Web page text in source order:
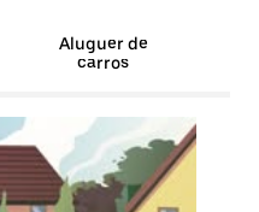
Aluguer de
carros